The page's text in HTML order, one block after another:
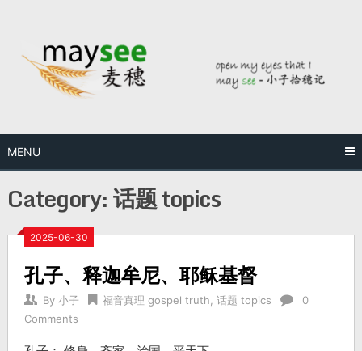
MENU
Category:话题 topics
2025-06-30
孔子、释迦牟尼、耶稣基督
By 小子 福音真理 gospel truth 话题 topics
0
Comments